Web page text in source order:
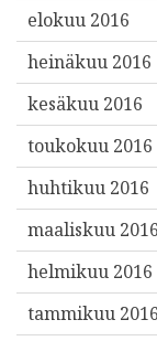
elokuu 2016
heinäkuu 2016
kesäkuu 2016
toukokuu 2016
huhtikuu 2016
maaliskuu 2016
helmikuu 2016
tammikuu 2016